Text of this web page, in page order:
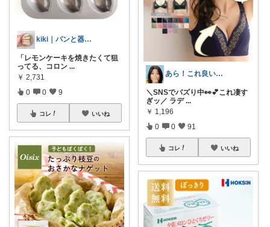
kiki｜パンと器で整う暮らし
「レモンケーキを焼きたくて狙
ってる、コロン ...
￥ 2,731
0 0 9
コレ いいね
あら！これ良いわね～
＼SNSでバズり中👀💕これ凄す
ぎッ／ ラデ ...
￥ 1,196
0 0 91
コレ いいね